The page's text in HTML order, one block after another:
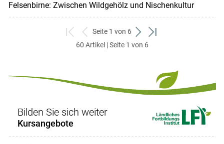
Felsenbirne: Zwischen Wildgehölz und Nischenkultur
zum
ersten
zurück
zum
Seite 1 von 6
weiter
zum
zum
60 Artikel | Seite 1 von 6
Bilden Sie sich weiter
Kursangebote